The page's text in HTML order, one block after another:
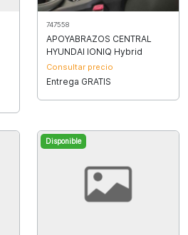
747558
APOYABRAZOS CENTRAL
HYUNDAI IONIQ Hybrid
Consultar precio
Entrega GRATIS
Disponible